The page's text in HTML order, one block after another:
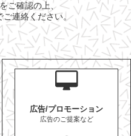
ご確認の上、
ご連絡ください。
広告/プロモーション
広告のご提案など